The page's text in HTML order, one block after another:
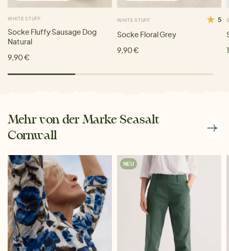
WHITE STUFF
Socke Fluffy Sausage Dog
Natural
9,90 €
WHITE STUFF 5
Socke Floral Grey
9,90 €
Mehr von der Marke Seasalt
Cornwall
NEU